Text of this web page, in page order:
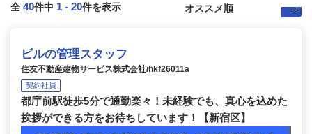
全 40件中 1 - 20件を表示
ビルの管理スタッフ
住友不動産建物サービス株式会社/hkf26011a
契約社員
都庁前駅徒歩5分で通勤楽々！未経験でも、真心を込めた
挨拶ができる方をお待ちしています！【新宿区】